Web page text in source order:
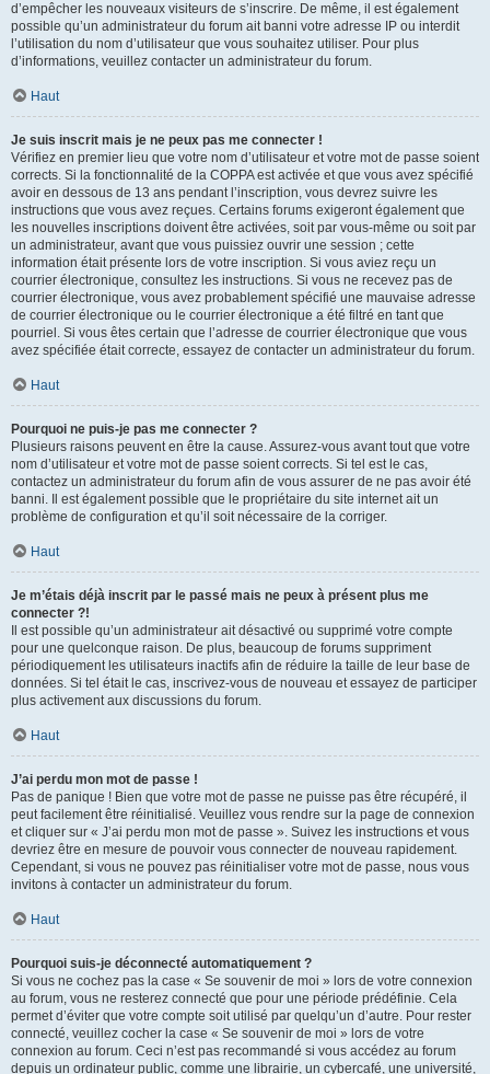
d’empêcher les nouveaux visiteurs de s’inscrire. De même, il est également
possible qu’un administrateur du forum ait banni votre adresse IP ou interdit
l’utilisation du nom d’utilisateur que vous souhaitez utiliser. Pour plus
d’informations, veuillez contacter un administrateur du forum.
Haut
Je suis inscrit mais je ne peux pas me connecter !
Vérifiez en premier lieu que votre nom d’utilisateur et votre mot de passe soient
corrects. Si la fonctionnalité de la COPPA est activée et que vous avez spécifié
avoir en dessous de 13 ans pendant l’inscription, vous devrez suivre les
instructions que vous avez reçues. Certains forums exigeront également que
les nouvelles inscriptions doivent être activées, soit par vous-même ou soit par
un administrateur, avant que vous puissiez ouvrir une session ; cette
information était présente lors de votre inscription. Si vous aviez reçu un
courrier électronique, consultez les instructions. Si vous ne recevez pas de
courrier électronique, vous avez probablement spécifié une mauvaise adresse
de courrier électronique ou le courrier électronique a été filtré en tant que
pourriel. Si vous êtes certain que l’adresse de courrier électronique que vous
avez spécifiée était correcte, essayez de contacter un administrateur du forum.
Haut
Pourquoi ne puis-je pas me connecter ?
Plusieurs raisons peuvent en être la cause. Assurez-vous avant tout que votre
nom d’utilisateur et votre mot de passe soient corrects. Si tel est le cas,
contactez un administrateur du forum afin de vous assurer de ne pas avoir été
banni. Il est également possible que le propriétaire du site internet ait un
problème de configuration et qu’il soit nécessaire de la corriger.
Haut
Je m’étais déjà inscrit par le passé mais ne peux à présent plus me
connecter ?!
Il est possible qu’un administrateur ait désactivé ou supprimé votre compte
pour une quelconque raison. De plus, beaucoup de forums suppriment
périodiquement les utilisateurs inactifs afin de réduire la taille de leur base de
données. Si tel était le cas, inscrivez-vous de nouveau et essayez de participer
plus activement aux discussions du forum.
Haut
J’ai perdu mon mot de passe !
Pas de panique ! Bien que votre mot de passe ne puisse pas être récupéré, il
peut facilement être réinitialisé. Veuillez vous rendre sur la page de connexion
et cliquer sur « J’ai perdu mon mot de passe ». Suivez les instructions et vous
devriez être en mesure de pouvoir vous connecter de nouveau rapidement.
Cependant, si vous ne pouvez pas réinitialiser votre mot de passe, nous vous
invitons à contacter un administrateur du forum.
Haut
Pourquoi suis-je déconnecté automatiquement ?
Si vous ne cochez pas la case « Se souvenir de moi » lors de votre connexion
au forum, vous ne resterez connecté que pour une période prédéfinie. Cela
permet d’éviter que votre compte soit utilisé par quelqu’un d’autre. Pour rester
connecté, veuillez cocher la case « Se souvenir de moi » lors de votre
connexion au forum. Ceci n’est pas recommandé si vous accédez au forum
depuis un ordinateur public, comme une librairie, un cybercafé, une université,